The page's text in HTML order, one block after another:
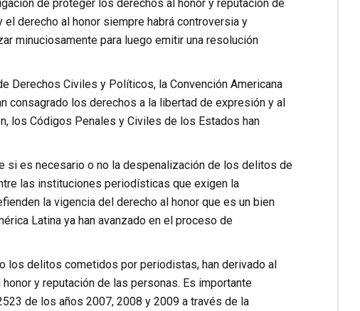
de proteger los derechos al honor y reputación de
derecho al honor siempre habrá controversia y
minuciosamente para luego emitir una resolución
Derechos Civiles y Políticos, la Convención Americana
consagrado los derechos a la libertad de expresión y al
los Códigos Penales y Civiles de los Estados han
si es necesario o no la despenalización de los delitos de
las instituciones periodísticas que exigen la
la vigencia del derecho al honor que es un bien
Latina ya han avanzado en el proceso de
los delitos cometidos por periodistas, han derivado al
y reputación de las personas. Es importante
de los años 2007, 2008 y 2009 a través de la